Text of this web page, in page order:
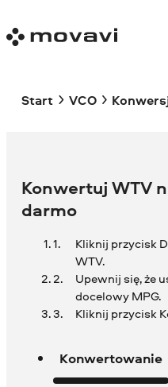
Start VCO
Konwertuj WTV
darmo
Kliknij przycisk
WTV.
Upewnij się, że
docelowy MPG.
Kliknij przycisk
Konwertowanie